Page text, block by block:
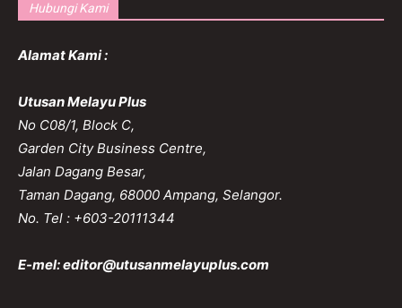
Hubungi Kami
Alamat Kami :
Utusan Melayu Plus
No C08/1, Block C,
Garden City Business Centre,
Jalan Dagang Besar,
Taman Dagang, 68000 Ampang, Selangor.
No. Tel : +603-20111344
E-mel:editor@utusanmelayuplus.com